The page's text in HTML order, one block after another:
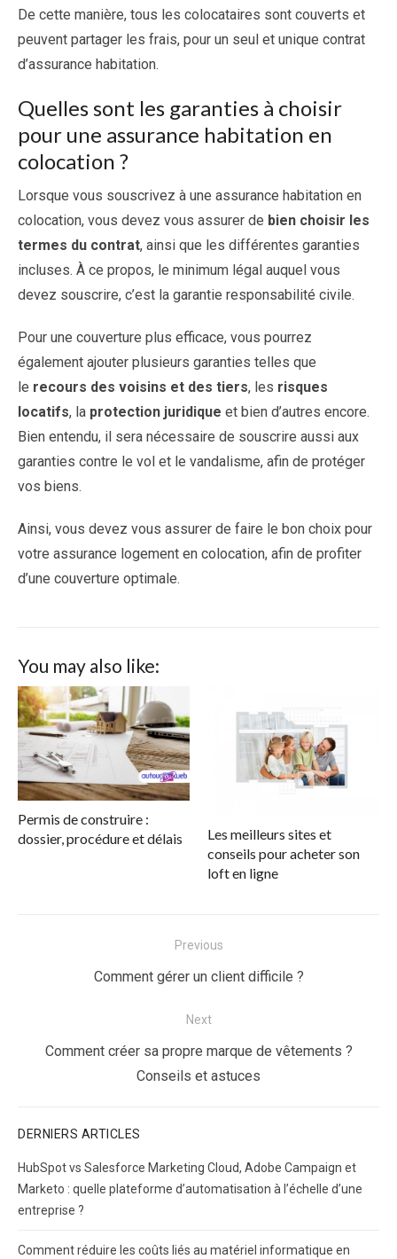
De cette manière, tous les colocataires sont couverts et
peuvent partager les frais, pour un seul et unique contrat
d’assurance habitation.
Quelles sont les garanties à choisir
pour une assurance habitation en
colocation ?
Lorsque vous souscrivez à une assurance habitation en
colocation, vous devez vous assurer de bien choisir les
termes du contrat, ainsi que les différentes garanties
incluses. À ce propos, le minimum légal auquel vous
devez souscrire, c’est la garantie responsabilité civile.
Pour une couverture plus efficace, vous pourrez
également ajouter plusieurs garanties telles que
le recours des voisins et des tiers, les risques
locatifs, la protection juridique et bien d’autres encore.
Bien entendu, il sera nécessaire de souscrire aussi aux
garanties contre le vol et le vandalisme, afin de protéger
vos biens.
Ainsi, vous devez vous assurer de faire le bon choix pour
votre assurance logement en colocation, afin de profiter
d’une couverture optimale.
You may also like:
Permis de construire :
dossier, procédure et délais
Les meilleurs sites et
conseils pour acheter son
loft en ligne
Previous
Previous
Comment gérer un client difficile ?
Next
NextComment créer sa propre marque de vêtements ?
Conseils et astuces
DERNIERS ARTICLES
HubSpot vs Salesforce Marketing Cloud, Adobe Campaign et
Marketo : quelle plateforme d’automatisation à l’échelle d’une
entreprise ?
Comment réduire les coûts liés au matériel informatique en